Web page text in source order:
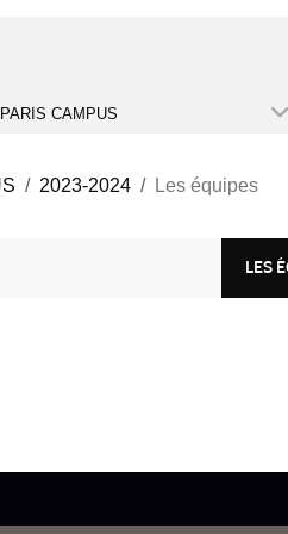
PARIS CAMPUS
2023-2024 Les équipes
LES